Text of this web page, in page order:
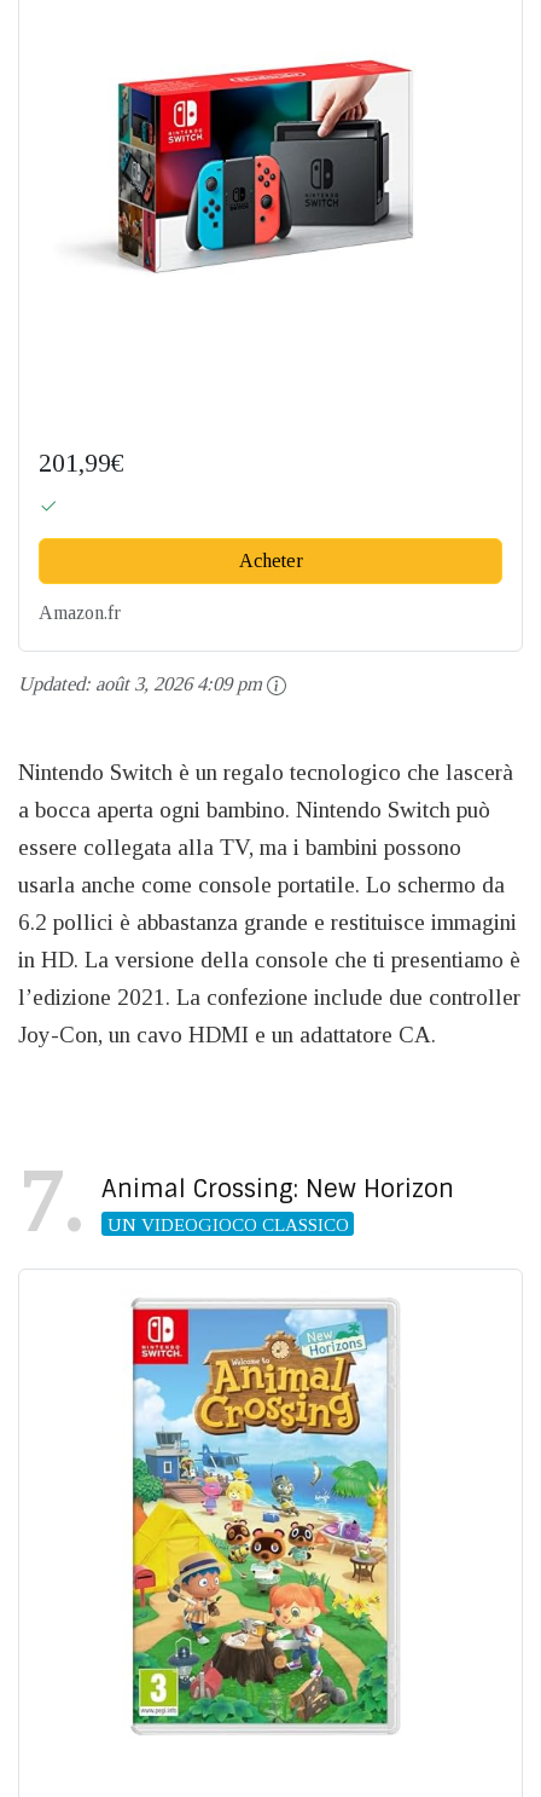
201,99€
Acheter
Amazon.fr
Updated: août 3, 2026 4:09 pm
Nintendo Switch è un regalo tecnologico che lascerà
a bocca aperta ogni bambino. Nintendo Switch può
essere collegata alla TV, ma i bambini possono
usarla anche come console portatile. Lo schermo da
6.2 pollici è abbastanza grande e restituisce immagini
in HD. La versione della console che ti presentiamo è
l’edizione 2021. La confezione include due controller
Joy-Con, un cavo HDMI e un adattatore CA.
7 Animal Crossing: New Horizon
UN VIDEOGIOCO CLASSICO